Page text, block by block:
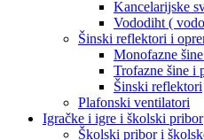
Kancelarijske
Vododiht (
Šinski reflektori i
Monofazne
Trofazne šine i
Šinski reflektori
Plafonski ventilatori
Igračke i igre i školski pribor
Školski pribor i